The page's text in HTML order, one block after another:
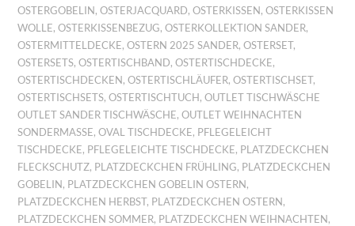
OSTERGOBELIN,OSTERJACQUARD,OSTERKISSEN,OSTERKISSEN
WOLLE,OSTERKISSENBEZUG,OSTERKOLLEKTION SANDER,
OSTERMITTELDECKE,OSTERN 2025 SANDER,OSTERSET,
OSTERSETS,OSTERTISCHBAND,OSTERTISCHDECKE,
OSTERTISCHDECKEN,OSTERTISCHLÄUFER,OSTERTISCHSET,
OSTERTISCHSETS,OSTERTISCHTUCH,OUTLET TISCHWÄSCHE
OUTLET SANDER TISCHWÄSCHE,OUTLET WEIHNACHTEN
SONDERMASSE ,OVAL TISCHDECKE, PFLEGELEICHT
TISCHDECKE, PFLEGELEICHTE TISCHDECKE, PLATZDECKCHEN
FLECKSCHUTZ, PLATZDECKCHEN FRÜHLING, PLATZDECKCHEN
GOBELIN, PLATZDECKCHEN GOBELIN OSTERN,
PLATZDECKCHEN HERBST, PLATZDECKCHEN OSTERN,
PLATZDECKCHEN SOMMER, PLATZDECKCHEN WEIHNACHTEN,